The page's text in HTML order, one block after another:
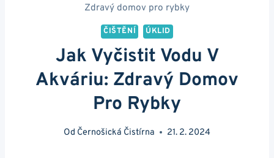
Zdravý domov pro rybky
ČIŠTĚNÍ ÚKLID
Jak Vyčistit Vodu V
Akváriu: Zdravý Domov
Pro Rybky
Od Černošická Čistírna 21. 2. 2024